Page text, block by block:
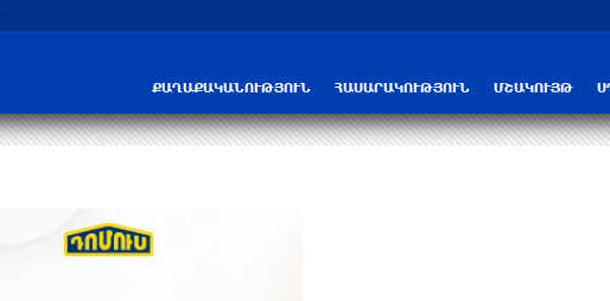
ՔԱՂԱՔԱԿԱՆՈՒԹՅՈՒՆ ՀԱՍԱՐԱԿՈՒԹՅՈՒՆ ՄՇԱԿՈՒՅԹ